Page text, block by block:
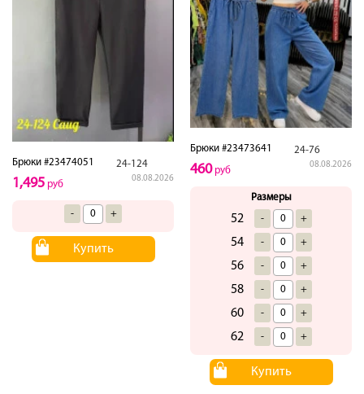
Брюки #23474051 24-124
08.08.2026
1,495 руб
- +
Купить
Брюки #23473641 24-76
08.08.2026
460руб
Размеры
52 - +
54 - +
56 - +
58 - +
60 - +
62 - +
Купить